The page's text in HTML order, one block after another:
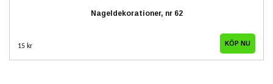
Nageldekorationer, nr 62
15 kr